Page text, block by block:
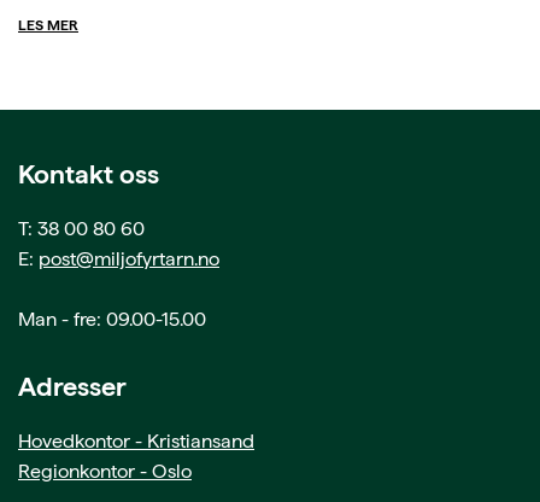
LES MER
Kontakt oss
T: 38 00 80 60
E: post@miljofyrtarn.no
Man - fre: 09.00-15.00
Adresser
Hovedkontor - Kristiansand
Regionkontor - Oslo